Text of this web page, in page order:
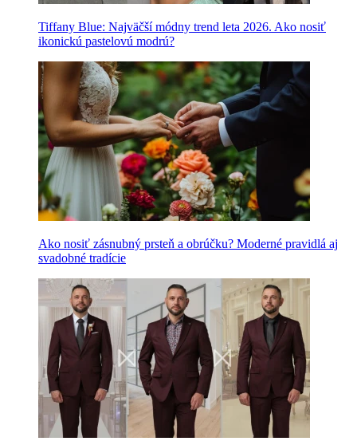
Tiffany Blue: Najväčší módny trend leta 2026. Ako nosiť
ikonickú pastelovú modrú?
Ako nosiť zásnubný prsteň a obrúčku? Moderné pravidlá aj
svadobné tradície